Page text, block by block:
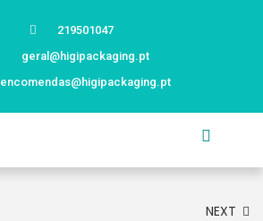
219501047
geral@higipackaging.pt
encomendas@higipackaging.pt
NEXT